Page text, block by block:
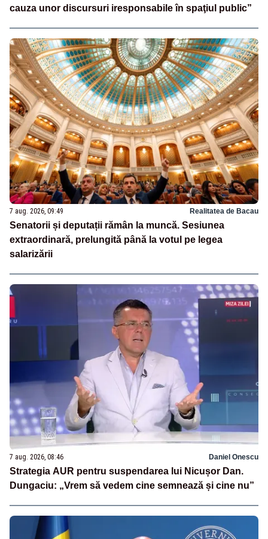
cauza unor discursuri iresponsabile în spaţiul public”
7 aug. 2026, 09:49 Realitatea de Bacau
Senatorii și deputații rămân la muncă. Sesiunea
extraordinară, prelungită până la votul pe legea
salarizării
7 aug. 2026, 08:46 Daniel Onescu
Strategia AUR pentru suspendarea lui Nicușor Dan.
Dungaciu: „Vrem să vedem cine semnează și cine nu”